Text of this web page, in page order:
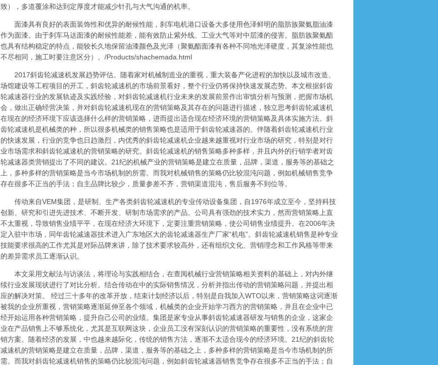
致），多道覆涂和达到定厚度才能减少针孔与大气沟通的机率。
面漆具有良好的表面装饰性和优异的耐候性能，刹车电机港口设备大多使用色泽鲜明的脂肪族聚氨脂油漆
作为面漆。由于刹车马达面漆的耐候性能差，能有效防止紫外线、工业大气等对中层漆的侵害。脂肪族聚氨酯
也具有结构稳定的特点，能较长久地保留油漆颜色及光泽（聚氨酯面漆有各种不同地光泽硬度，其复涂性能也
不尽相同，施工时要注意区分）。/Products/shachemada.html
2017斜齿轮减速机发展趋势评估。随着家对机械制造业的重视，重大装备产化进程的加快以及城市改造、
场馆建设等工程项目的开工，斜齿轮减速机的市场前景看好，整个行业仍将保持快速发展态势。本文根据斜齿
轮减速器行业的发展轨迹及实践经验，对斜齿轮减速机行业未来的发展前景作出审慎分析与预测，把握市场机
会，做出正确经营决策，并对斜齿轮减速机现在的营销策略及其存在的问题进行描述，独立思考斜齿轮减速机
在现在的经济环境下应该选择什么样的营销策略，进而提出适合现在经济环境的营销策略及具体实施方法。斜
齿轮减速机是机械类的种，所以很多机械类的销售策略也是适用于斜齿轮减速器的。伴随着斜齿轮减速机行业
的快速发展，行业的竞争也日趋激烈，内优秀的斜齿轮减速机企业越来越重视对行业市场的研究，特别是对行
业市场需求和斜齿轮减速机的营销策略的研究。斜齿轮减速机的销售策略多种多样，并且内外的行销学者对齿
轮减速器类营销提出了不同的建议。21纪的机械产业的营销策略是建立在质量，品牌，渠道，服务等的基础之
上，多种多样的营销策略是当今市场机制的所需。而我对机械销售的策略仍比较混沌问题，例如机械销售竞争
存在很多不正当的手法；自主品牌比较少，质量参差不齐，营销渠道混沌，售后服务不到位等。
传动来自VEM集团，是研制、生产各类斜齿轮减速机的专业传动设备集团，自1976年成立至今，坚持科技
创新、研究和引进先进技术、不断开发、研制市场需求的产品。公司具有强劲的技术实力，然而营销策略上直
不太重视，导致销售业绩平平，在现在经济大环境下，定要注重营销策略，使公司销售业绩提升。在2006年决
定入驻中市场，同年齿轮减速器技术进入广东地区大的齿轮减速器生产厂家“机电”。斜齿轮减速机销售是种专业
技能要求很高的工作尤其是对际品牌来讲，除了技术要求较高外，还有组织文化、营销理念和工作风格等带来
的差异需求员工逐渐认识。
本文采用文献法与访谈法，将理论与实践相结合，在查阅机械行业营销策略相关资料的基础上，对内外继
续行业发展现状进行了对比分析。结合传动在中的实际销售情况，分析并指出传动的营销策略问题，并提出相
应的解决对策。 经过三十多年的改革开放，结束计划经济以后，特别是自我加入WTO以来，营销策略这词逐渐
被我的企业所重视，营销策略逐渐延伸至各个领域，机械类的企业开始学习西方的营销策略，并且在企业中已
经开始运用各种营销策略，提升自己公司的业绩。集团是家专业从事斜齿轮减速器研发与销售的企业，这家企
业在产品销售上不够系统化，尤其是互联网这块，企业员工没有深刻认识的营销策略的重要性，没有系统的营
销方案。随着经济的发展，中也越来越际化，传统的销售方法，逐渐不太适合现今的经济环境。21纪的斜齿轮
减速机的营销策略是建立在质量，品牌，渠道，服务等的基础之上，多种多样的营销策略是当今市场机制的所
需。而我对斜齿轮减速机销售的策略仍比较混沌问题，例如斜齿轮减速器销售竞争存在很多不正当的手法；自